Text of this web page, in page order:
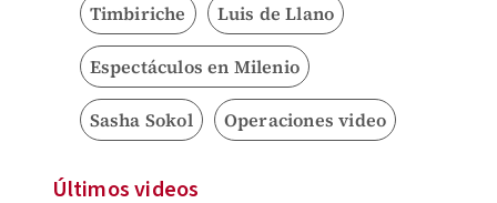
Timbiriche Luis de Llano
Espectáculos en Milenio
Sasha Sokol Operaciones video
Últimos videos